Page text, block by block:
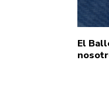
El